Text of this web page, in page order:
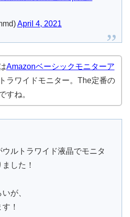
April 4, 2021
Amazonベーシックモニターア
ラワイドモニター。The定番の
すね。
ルトラワイド液晶でモニタ
した！
が、
！